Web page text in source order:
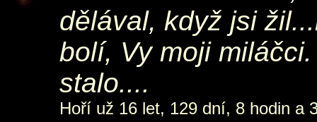
dělával, když jsi
bolí, Vy moji
stalo....
Hoří už 16 let, 129 dní, 8 hodin a